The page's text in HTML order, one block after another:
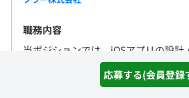
応募する(会員登録
職務内容
当ポジションでは、iOSアプリの設
リ開発全般のリードをお任せします
技術選定や仕様の検討を行うと共に